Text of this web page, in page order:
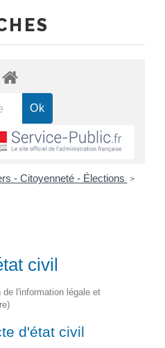
- Citoyenneté - Élections >
civil
l'information légale et
d'état civil